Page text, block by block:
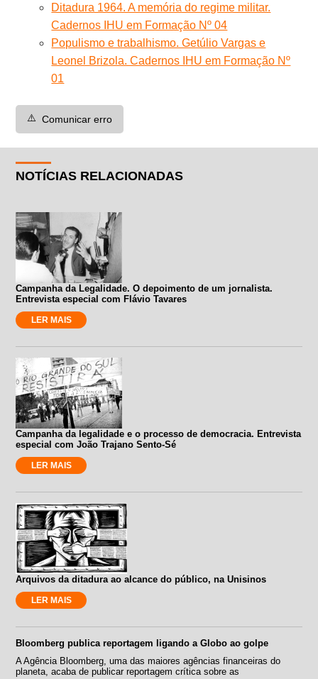
Ditadura 1964. A memória do regime militar.
Cadernos IHU em Formação Nº 04
Populismo e trabalhismo. Getúlio Vargas e
Leonel Brizola. Cadernos IHU em Formação Nº
01
⚠️ Comunicar erro
NOTÍCIAS RELACIONADAS
Campanha da Legalidade. O depoimento de um jornalista.
Entrevista especial com Flávio Tavares
LER MAIS
Campanha da legalidade e o processo de democracia. Entrevista
especial com João Trajano Sento-Sé
LER MAIS
Arquivos da ditadura ao alcance do público, na Unisinos
LER MAIS
Bloomberg publica reportagem ligando a Globo ao golpe
A Agência Bloomberg, uma das maiores agências financeiras do
planeta, acaba de publicar reportagem crítica sobre as